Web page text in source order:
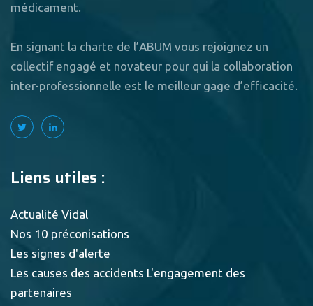
médicament.
En signant la charte de l’ABUM vous rejoignez un
collectif engagé et novateur pour qui la collaboration
inter-professionnelle est le meilleur gage d’efficacité.
Liens utiles :
Actualité Vidal
Nos 10 préconisations
Les signes d'alerte
Les causes des accidents L'engagement des
partenaires